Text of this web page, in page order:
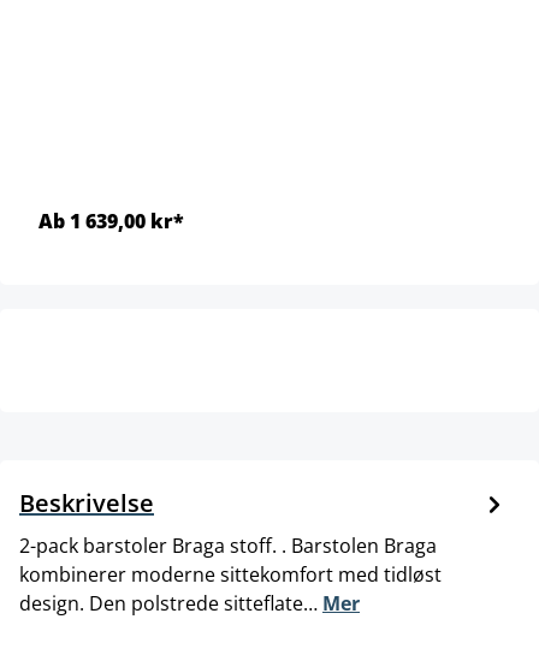
Ab 1 639,00 kr*
Beskrivelse
2-pack barstoler Braga stoff. . Barstolen Braga
kombinerer moderne sittekomfort med tidløst
design. Den polstrede sitteflate… Mer